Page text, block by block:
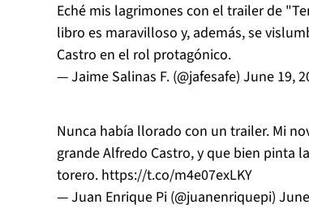
Eché mis lagrimones con el trailer de
libro es maravilloso y, además, se
Castro en el rol protagónico.
— Jaime Salinas F. (@jafesafe) June 19,
Nunca había llorado con un trailer. Mi
grande Alfredo Castro, y que bien pinta
torero. https://t.co/m4e07exLKY
— Juan Enrique Pi (@juanenriquepi)